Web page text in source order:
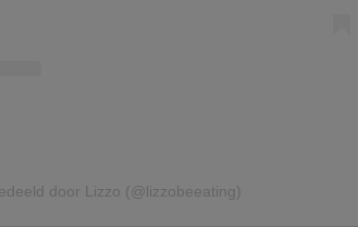
door Lizzo (@lizzobeeating)